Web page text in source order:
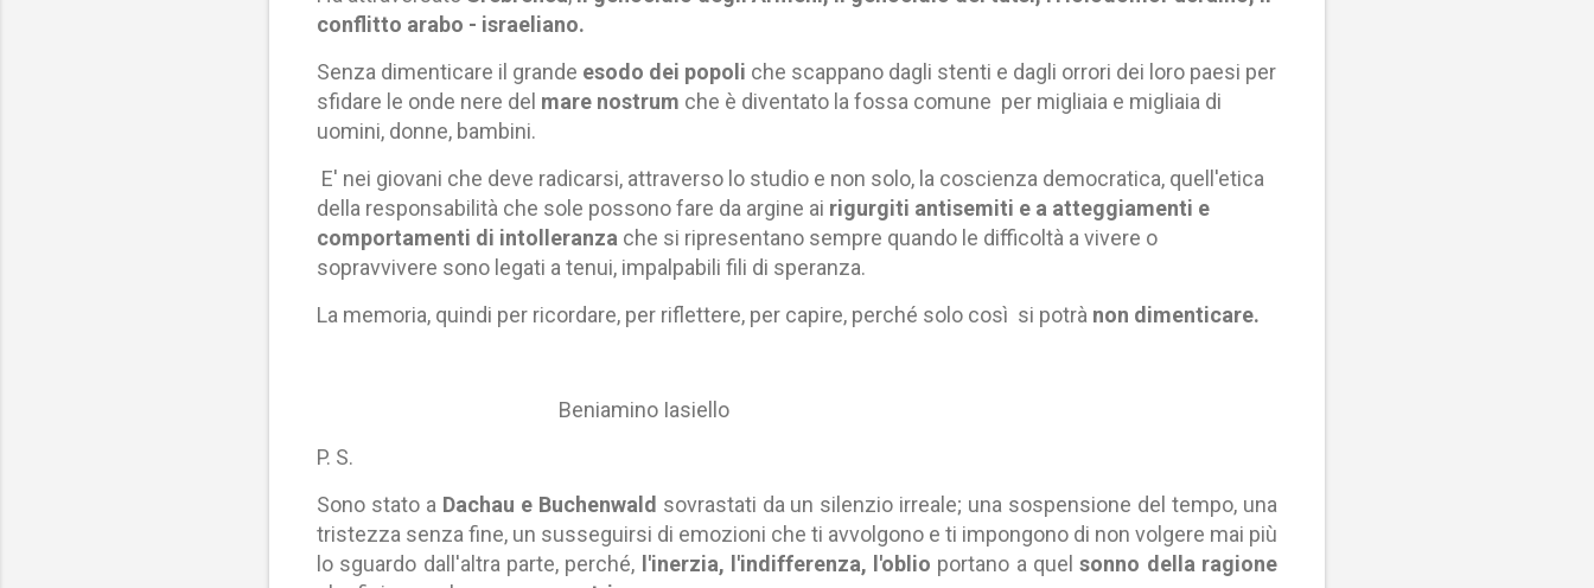
conflitto arabo - israeliano.
Senza dimenticare il grande esodo dei popoli che scappano dagli stenti e dagli orrori dei loro paesi per
sfidare le onde nere del mare nostrum che è diventato la fossa comune per migliaia e migliaia di
uomini, donne, bambini.
E' nei giovani che deve radicarsi, attraverso lo studio e non solo, la coscienza democratica, quell'etica
della responsabilità che sole possono fare da argine ai rigurgiti antisemiti e a atteggiamenti e
comportamenti di intolleranza che si ripresentano sempre quando le difficoltà a vivere o
sopravvivere sono legati a tenui, impalpabili fili di speranza.
La memoria, quindi per ricordare, per riflettere, per capire, perché solo così si potrà non dimenticare.
Beniamino Iasiello
P. S.
Sono stato a Dachau e Buchenwald sovrastati da un silenzio irreale; una sospensione del tempo, una
tristezza senza fine, un susseguirsi di emozioni che ti avvolgono e ti impongono di non volgere mai più
lo sguardo dall'altra parte, perché, l'inerzia, l'indifferenza, l'oblio portano a quelsonno della ragione